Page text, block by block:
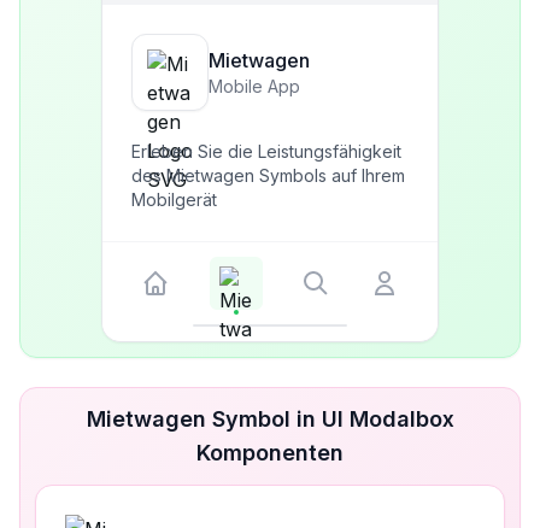
Mietwagen
Mobile App
Erleben Sie die Leistungsfähigkeit
des Mietwagen Symbols auf Ihrem
Mobilgerät
Mietwagen Symbol in UI Modalbox
Komponenten